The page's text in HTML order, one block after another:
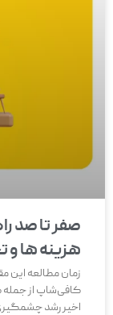
صفر تا صد
هزینه ها و
زمان مطالعه این
کافی‌شاپ از جمله
اخیر رشد چشمگیری